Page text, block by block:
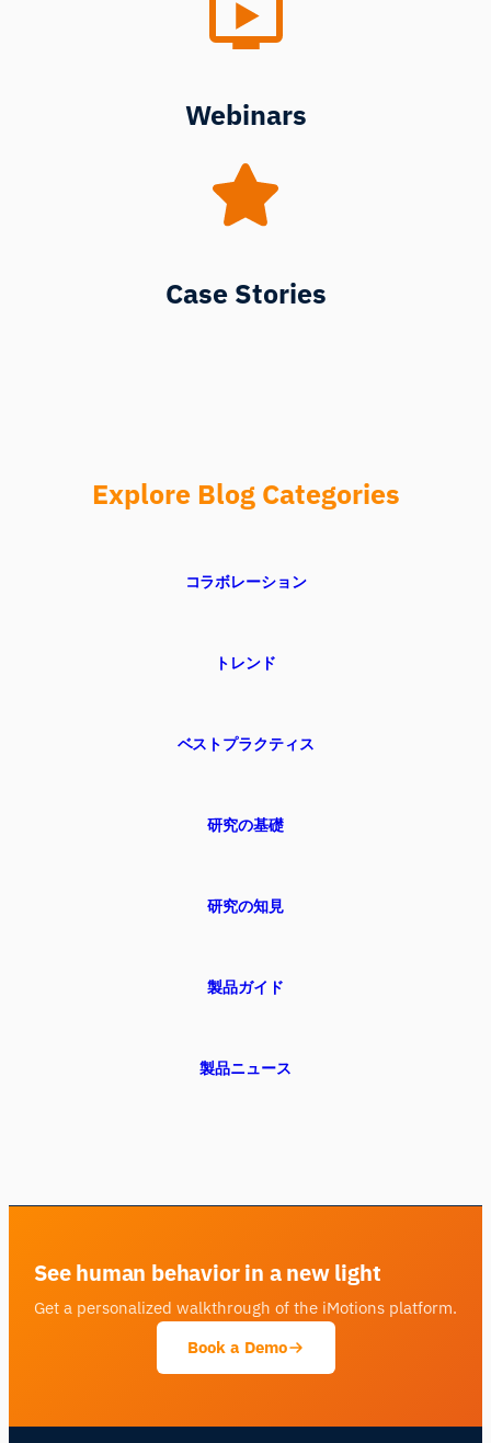
Webinars
Case Stories
Explore Blog Categories
コラボレーション
トレンド
ベストプラクティス
研究の基礎
研究の知見
製品ガイド
製品ニュース
See human behavior in a new light
Get a personalized walkthrough of the iMotions platform.
Book a Demo